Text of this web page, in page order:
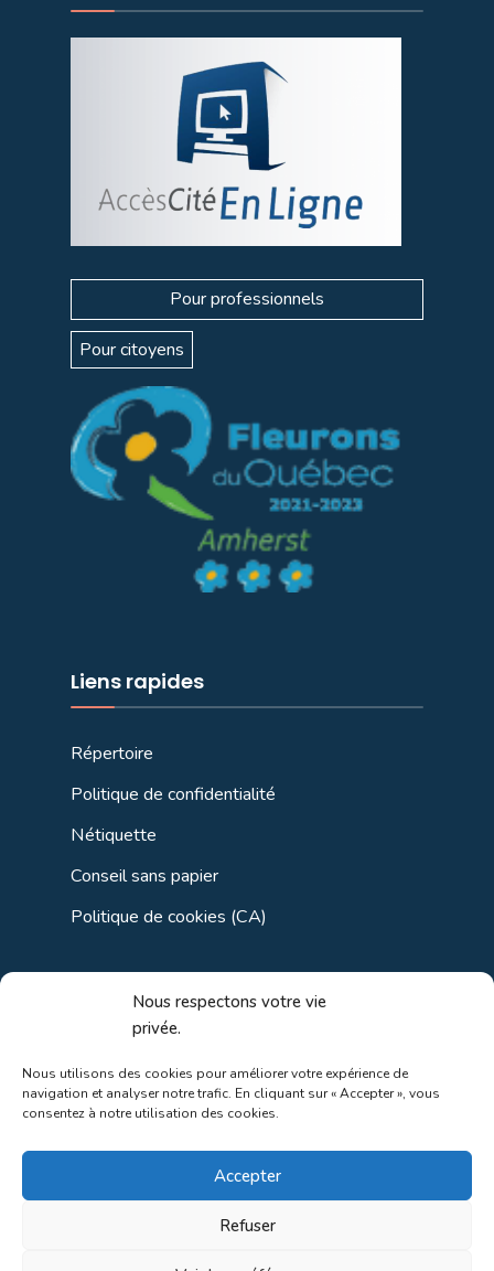
Nous respectons votre vie
privée.
Nous utilisons des cookies pour améliorer votre expérience de
navigation et analyser notre trafic. En cliquant sur « Accepter », vous
consentez à notre utilisation des cookies.
Accepter
Refuser
Pour professionnels
Pour citoyens
Liens rapides
Répertoire
Politique de confidentialité
Nétiquette
Conseil sans papier
Politique de cookies (CA)
Liens utiles
Liens régionaux
Liens gouvernements
Liens touristiques